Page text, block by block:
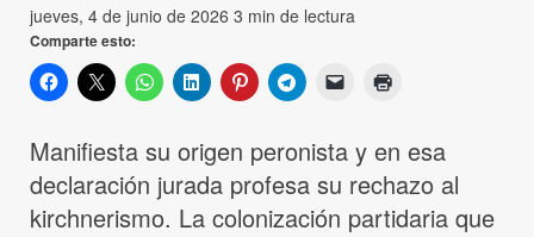
jueves, 4 de junio de 2026 3 min de lectura
Comparte esto:
Manifiesta su origen peronista y en esa
declaración jurada profesa su rechazo al
kirchnerismo. La colonización partidaria que